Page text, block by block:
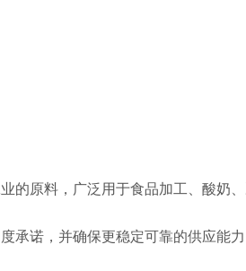
原料，广泛用于食品加工、酸奶
承诺，并确保更稳定可靠的供应能力